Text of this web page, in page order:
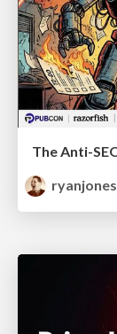
ryanjones